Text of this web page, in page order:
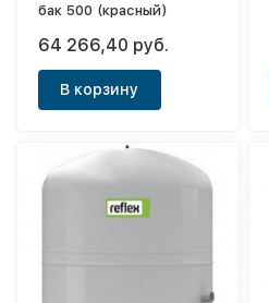
бак 500 (красный)
64 266,40 руб.
В корзину